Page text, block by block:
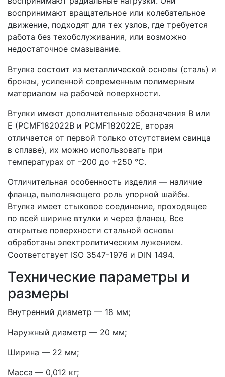
воспринимают вращательное или колебательное
движение, подходят для тех узлов, где требуется
работа без техобслуживания, или возможно
недостаточное смазывание.
Втулка состоит из металлической основы (сталь) и
бронзы, усиленной современным полимерным
материалом на рабочей поверхности.
Втулки имеют дополнительные обозначения B или
E (PCMF182022B и PCMF182022E, вторая
отличается от первой только отсутствием свинца
в сплаве), их можно использовать при
температурах от –200 до +250 °C.
Отличительная особенность изделия — наличие
фланца, выполняющего роль упорной шайбы.
Втулка имеет стыковое соединение, проходящее
по всей ширине втулки и через фланец. Все
открытые поверхности стальной основы
обработаны электролитическим лужением.
Соответствует ISO 3547-1976 и DIN 1494.
Технические параметры и
размеры
Внутренний диаметр — 18 мм;
Наружный диаметр — 20 мм;
Ширина — 22 мм;
Масса — 0,012 кг;